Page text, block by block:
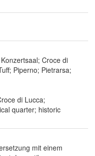
Croce di
Piperno; Pietrarsa;
di Lucca;
quarter; historic
mit einem